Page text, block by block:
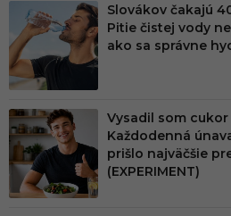
Slovákov čakajú
Pitie čistej vody
ako sa správne
Vysadil som
Každodenná
prišlo najväčšie
(EXPERIMENT)